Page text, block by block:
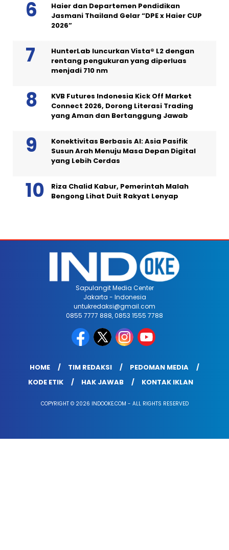
Haier dan Departemen Pendidikan
Jasmani Thailand Gelar “DPE x Haier CUP
2026”
HunterLab luncurkan Vista® L2 dengan
rentang pengukuran yang diperluas
menjadi 710 nm
KVB Futures Indonesia Kick Off Market
Connect 2026, Dorong Literasi Trading
yang Aman dan Bertanggung Jawab
Konektivitas Berbasis AI: Asia Pasifik
Susun Arah Menuju Masa Depan Digital
yang Lebih Cerdas
Riza Chalid Kabur, Pemerintah Malah
Bengong Lihat Duit Rakyat Lenyap
Sapulangit Media Center
Jakarta - Indonesia
untukredaksi@gmail.com
0855 7777 888, 0853 1555 7788
HOME TIM REDAKSI
PEDOMAN MEDIA
KODE ETIK
HAK JAWAB KONTAK IKLAN
COPYRIGHT © 2026 INDOOKE.COM - ALL RIGHTS RESERVED